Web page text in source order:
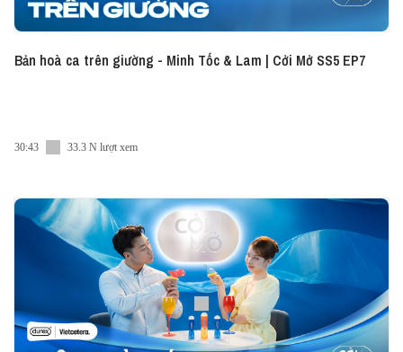
Bản hoà ca trên giường - Minh Tốc & Lam | Cởi Mở SS5 EP7
30:43 33.3 N lượt xem